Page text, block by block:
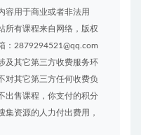
容用于商业或者非法用
所有课程来自网络，版权
：2879294521@qq.com
及其它第三方收费服务环
对其它第三方任何收费负
出售课程，你支付的积分
集资源的人力付出费用，